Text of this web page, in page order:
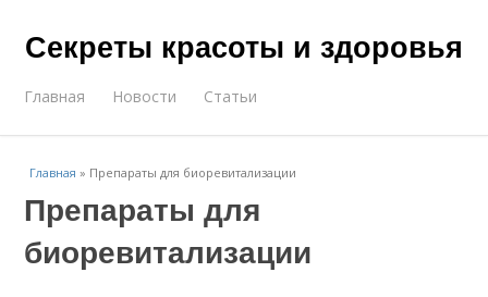
Секреты красоты и здоровья
Главная Новости Статьи
Главная » Препараты для биоревитализации
Препараты для
биоревитализации